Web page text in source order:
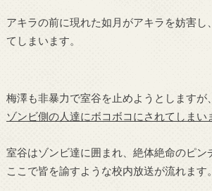
アキラの前に現れた如月がアキラを妨害し
てしまいます。
梅澤も非暴力で室谷を止めようとしますが、
ゾンビ側の人達にボコボコにされてしまい
室谷はゾンビ達に囲まれ、絶体絶命のピン
ここで皆を諭すような校内放送が流れます。